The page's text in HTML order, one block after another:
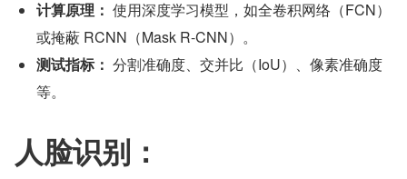
计算原理： 使用深度学习模型，如全卷积网络（FCN）
或掩蔽 RCNN（Mask R-CNN）。
测试指标： 分割准确度、交并比（IoU）、像素准确度
等。
人脸识别：